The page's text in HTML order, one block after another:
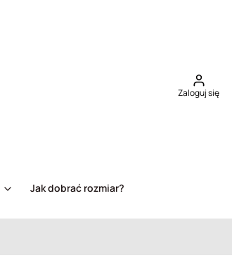
Zaloguj się
Jak dobrać rozmiar?